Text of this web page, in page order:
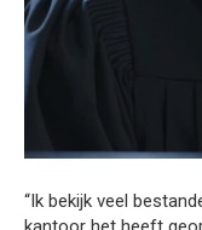
“Ik bekijk veel